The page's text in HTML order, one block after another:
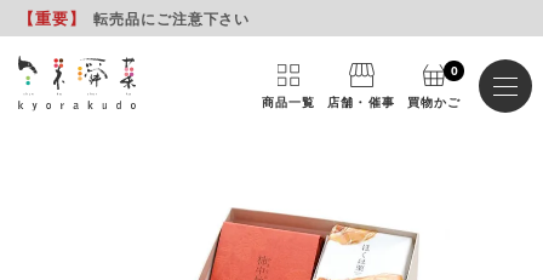
【重要】 転売品にご注意下さい
商品一覧 店舗・催事 買物かご
0